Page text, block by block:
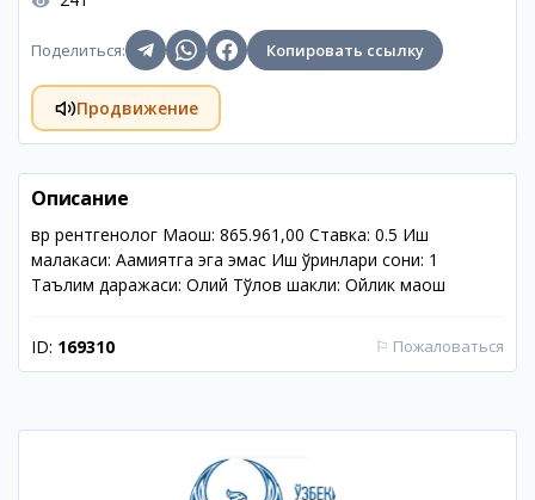
Поделиться: Копировать ссылку
Продвижение
Описание
вр рентгенолог Маош: 865.961,00 Ставка: 0.5 Иш
малакаси: Аҳамиятга эга эмас Иш ўринлари сони: 1
Таълим даражаси: Олий Тўлов шакли: Ойлик маош
ID: 169310 ⚐ Пожаловаться